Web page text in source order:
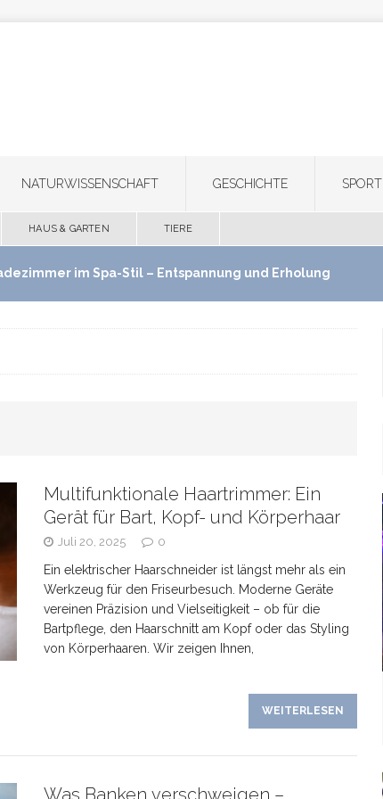
NATURWISSENSCHAFT GESCHICHTE SPORT
HAUS & GARTEN TIERE
im Spa-Stil – Entspannung und Erholung
schaffen HAUS & GARTEN
Banken verschweigen –
bei Tagesgeldangeboten richtig deuten
Marketing trifft Offline-Präsenz: Synergien
Multifunktionale Haartrimmer: Ein
Gerät für Bart, Kopf- und Körperhaar
Juli 20, 2025 0
Ein elektrischer Haarschneider ist längst mehr als ein
Werkzeug für den Friseurbesuch. Moderne Geräte
vereinen Präzision und Vielseitigkeit – ob für die
Bartpflege, den Haarschnitt am Kopf oder das Styling
von Körperhaaren. Wir zeigen Ihnen,
WEITERLESEN
Was Banken verschweigen –